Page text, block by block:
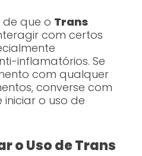
de que o Trans
com certos
inflamatórios. Se
com qualquer
converse com
o uso de
o Uso de Trans